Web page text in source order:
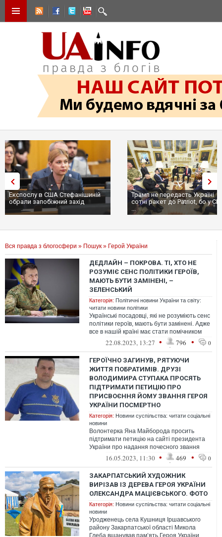
Експослу в США Стефанішиній
обрали запобіжний захід
Трамп не передасть Україні
сотні ракет до Patriot, бо у
...
Вся правда з блогосфери » Пошук » Герой України
ДЕДЛАЙН – ПОКРОВА. ТІ, ХТО НЕ
РОЗУМІЄ СЕНС ПОЛІТИКИ ГЕРОЇВ,
МАЮТЬ БУТИ ЗАМІНЕНІ, –
ЗЕЛЕНСЬКИЙ
Категорія: Політичні новини України та світу:
читати новини політики
Українські посадовці, які не розуміють сенс
політики героїв, мають бути замінені. Адже
все в нашій країні має стати помічником
ветерана.22.08.2023, 13:27 • 796 • 0
ГЕРОЇЧНО ЗАГИНУВ, РЯТУЮЧИ
ЖИТТЯ ПОБРАТИМІВ. ДРУЗІ
ВОЛОДИМИРА СТУПАКА ПРОСЯТЬ
ПІДТРИМАТИ ПЕТИЦІЮ ПРО
ПРИСВОЄННЯ ЙОМУ ЗВАННЯ ГЕРОЯ
УКРАЇНИ ПОСМЕРТНО
Категорія: Новини суспільства: читати соціальні
новини
Волонтерка Яна Майборода просить
підтримати петицію на сайті президента
України про надання почесного звання
Героя України Володимиру Ступаку.
16.05.2023, 11:30 • 469 • 0
ЗАКАРПАТСЬКИЙ ХУДОЖНИК
ВИРІЗАВ ІЗ ДЕРЕВА ГЕРОЯ УКРАЇНИ
ОЛЕКСАНДРА МАЦІЄВСЬКОГО. ФОТО
Категорія: Новини суспільства: читати соціальні
новини
Уродженець села Кушниця Іршавського
району Закарпатської області Микола
Глеба вшанував пам’ять Героя України